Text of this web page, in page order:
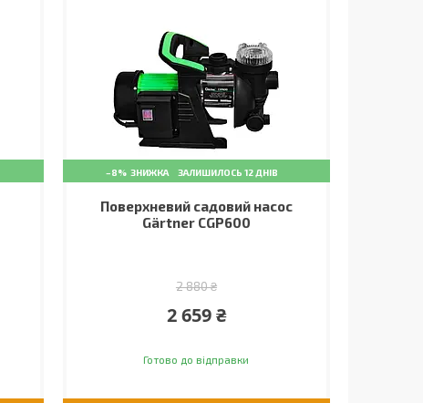
–8% ЗАЛИШИЛОСЬ 12 ДНІВ
Поверхневий садовий насос
Gärtner CGP600
2 880 ₴
2 659 ₴
Готово до відправки